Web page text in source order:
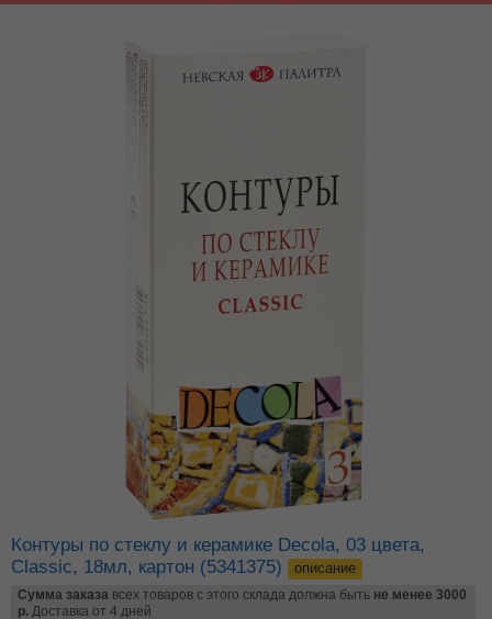
Контуры по стеклу и керамике Decola, 03 цвета,
Classic, 18мл, картон (5341375)
описание
Сумма заказа всех товаров с этого склада должна быть не менее 3000
р. Доставка от 4 дней